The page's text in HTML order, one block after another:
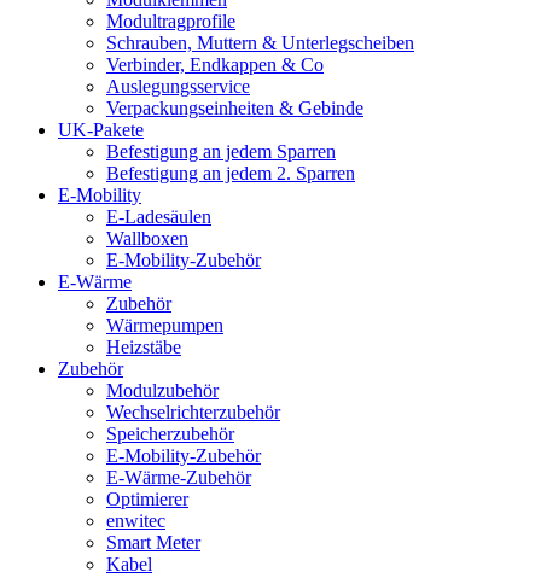
Modultragprofile
Schrauben, Muttern & Unterlegscheiben
Verbinder, Endkappen & Co
Auslegungsservice
Verpackungseinheiten & Gebinde
UK-Pakete
Befestigung an jedem Sparren
Befestigung an jedem 2. Sparren
E-Mobility
E-Ladesäulen
Wallboxen
E-Mobility-Zubehör
E-Wärme
Zubehör
Wärmepumpen
Heizstäbe
Zubehör
Modulzubehör
Wechselrichterzubehör
Speicherzubehör
E-Mobility-Zubehör
E-Wärme-Zubehör
Optimierer
enwitec
Smart Meter
Kabel